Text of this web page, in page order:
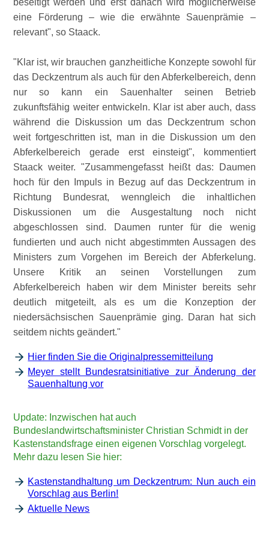
beseitigt werden und erst danach wird möglicherweise
eine Förderung – wie die erwähnte Sauenprämie –
relevant , so Staack.
Klar ist, wir brauchen ganzheitliche Konzepte sowohl für
das Deckzentrum als auch für den Abferkelbereich, denn
nur so kann ein Sauenhalter seinen Betrieb
zukunftsfähig weiter entwickeln. Klar ist aber auch, dass
während die Diskussion um das Deckzentrum schon
weit fortgeschritten ist, man in die Diskussion um den
Abferkelbereich gerade erst einsteigt , kommentiert
Staack weiter. Zusammengefasst heißt das: Daumen
hoch für den Impuls in Bezug auf das Deckzentrum in
Richtung Bundesrat, wenngleich die inhaltlichen
Diskussionen um die Ausgestaltung noch nicht
abgeschlossen sind. Daumen runter für die wenig
fundierten und auch nicht abgestimmten Aussagen des
Ministers zum Vorgehen im Bereich der Abferkelung.
Unsere Kritik an seinen Vorstellungen zum
Abferkelbereich haben wir dem Minister bereits sehr
deutlich mitgeteilt, als es um die Konzeption der
niedersächsischen Sauenprämie ging. Daran hat sich
seitdem nichts geändert.
Hier finden Sie die Originalpressemitteilung
Meyer stellt Bundesratsinitiative zur Änderung der
Sauenhaltung vor
Update: Inzwischen hat auch
Bundeslandwirtschaftsminister Christian Schmidt in der
Kastenstandsfrage einen eigenen Vorschlag vorgelegt.
Mehr dazu lesen Sie hier:
Kastenstandhaltung um Deckzentrum: Nun auch ein
Vorschlag aus Berlin!
Aktuelle News